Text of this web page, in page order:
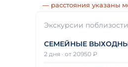
— расстояния указаны
Экскурсии
СЕМЕЙНЫЕ
2 дня · от 20950 ₽